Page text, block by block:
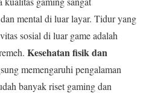
mental di luar layar. Tidur yang
sosial di luar game adalah
Kesehatan fisik dan
memengaruhi pengalaman
banyak riset gaming dan